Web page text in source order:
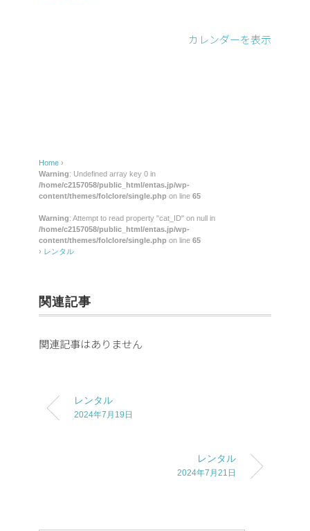
カレンダーを表示
Home ›
Warning: Undefined array key 0 in
/home/c2157058/public_html/entas.jp/wp-
content/themes/folclore/single.php on line 65
Warning: Attempt to read property "cat_ID" on null in
/home/c2157058/public_html/entas.jp/wp-
content/themes/folclore/single.php on line 65
› レンタル
関連記事
関連記事はありません
レンタル
2024年7月19日
レンタル
2024年7月21日